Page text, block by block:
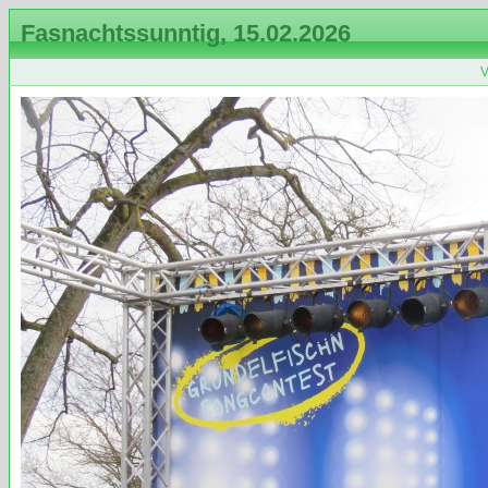
Fasnachtssunntig, 15.02.2026